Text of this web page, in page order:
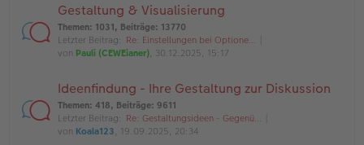
Gestaltung & Visualisierung
Themen: 1031, Beiträge: 13770
Letzter Beitrag: Re: Einstellungen bei Optione…
von Pauli (CEWEianer), 30.12.2025, 15:17
Ideenfindung - Ihre Gestaltung zur Diskussion
Themen: 418, Beiträge: 9611
Letzter Beitrag: Re: Gestaltungsideen - Gegenü…
von Koala123, 19.09.2025, 20:34